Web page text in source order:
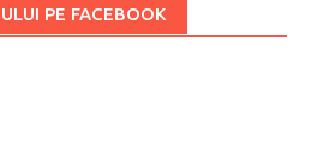
PE FACEBOOK